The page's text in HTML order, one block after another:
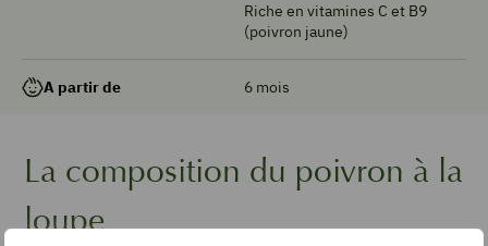
Riche en vitamines C et B9
(poivron jaune)
A partir de 6 mois
La composition du poivron à la
loupe